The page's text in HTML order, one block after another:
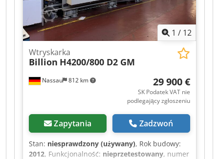
1 / 12
Nassau 812 km
Wtryskarka
Billion H4200/800 D2 GM
29 900 €
SK Podatek VAT nie
podlegający zgłoszeniu
Zapytania Zadzwoń
Stan: niesprawdzony (używany), Rok budowy:
2012, Funkcjonalność: nieprzetestowany, numer